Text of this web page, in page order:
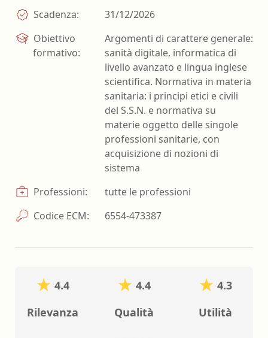
Scadenza:
31/12/2026
Obiettivo
formativo:
Argomenti di carattere generale:
sanità digitale, informatica di
livello avanzato e lingua inglese
scientifica. Normativa in materia
sanitaria: i principi etici e civili
del S.S.N. e normativa su
materie oggetto delle singole
professioni sanitarie, con
acquisizione di nozioni di
sistema
Professioni:
tutte le professioni
Codice ECM:
6554-473387
4.4
Rilevanza
4.4
Qualità
4.3
Utilità